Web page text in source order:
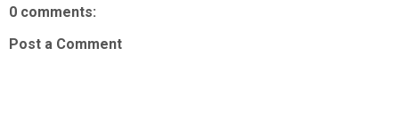
0 comments:
Post a Comment